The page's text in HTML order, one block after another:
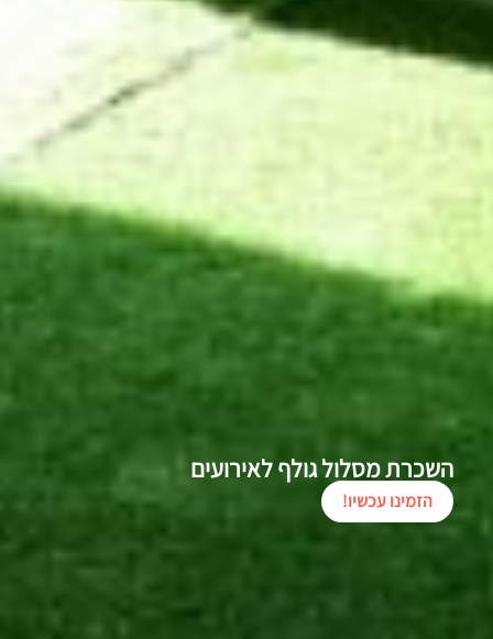
השכרת מסלול גולף לאירועים
הזמינו עכשיו!